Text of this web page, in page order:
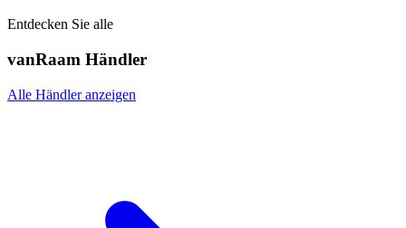
Entdecken Sie alle
vanRaam Händler
Alle Händler anzeigen